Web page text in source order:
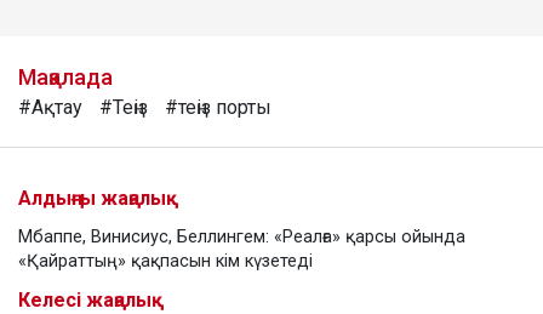
Мақалада
#Ақтау #Теңіз #теңіз порты
Алдыңғы жаңалық
Мбаппе, Винисиус, Беллингем: «Реалға» қарсы ойында
«Қайраттың» қақпасын кім күзетеді
Келесі жаңалық